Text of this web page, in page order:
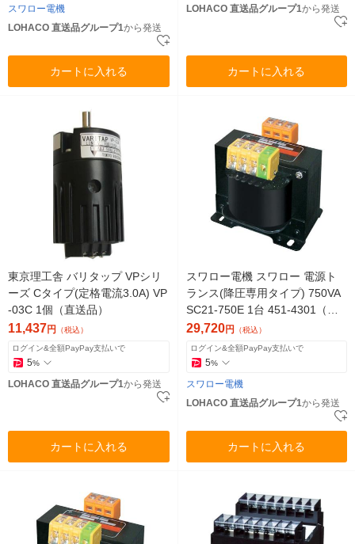
スワロー電機
LOHACO 直送品グループ1から発送
カートに入れる
LOHACO 直送品グループ1から発送
カートに入れる
東京理工舎 バリタップ VPシリ
ーズ Cタイプ(定格電流3.0A) VP
-03C 1個（直送品）
11,437円 （税込）
ログイン&全額PayPay支払いで
5%
LOHACO 直送品グループ1から発送
カートに入れる
スワロー電機 スワロー 電源ト
ランス(降圧専用タイプ) 750VA
SC21-750E 1台 451-4301（直
送品）
29,720円 （税込）
ログイン&全額PayPay支払いで
5%
スワロー電機
LOHACO 直送品グループ1から発送
カートに入れる